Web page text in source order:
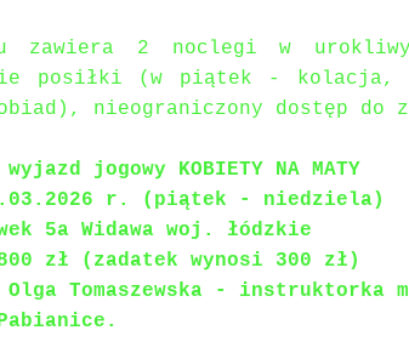
zawiera 2 noclegi w
posiłki (w piątek -
nieograniczony dostęp do
jogowy KOBIETY NA MATY
r. (piątek - niedziela)
5a Widawa woj. łódzkie
zł (zadatek wynosi 300 zł)
Olga Tomaszewska -